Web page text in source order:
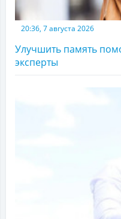
20:36, 7 августа 2026
Улучшить память
эксперты